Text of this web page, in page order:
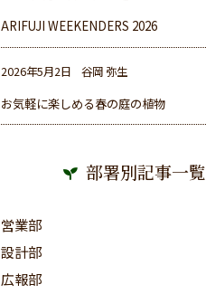
ARIFUJI WEEKENDERS 2026
2026年5月2日 谷岡 弥生
お気軽に楽しめる春の庭の植物
部署別記事一覧
営業部
設計部
広報部